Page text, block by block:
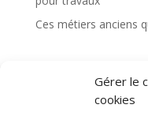
Gérer le
cookies
Ces métiers anciens
Aucun commentaire à